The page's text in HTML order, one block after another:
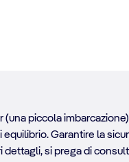
piccola
Garantire la
dettagli, si prega di